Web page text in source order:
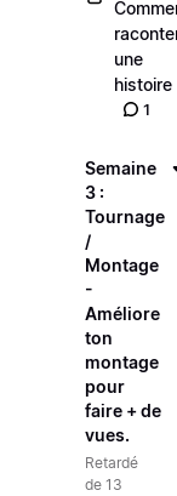
une
histoire
1
Semaine
3 :
Tournage
/
Montage
-
Améliore
ton
montage
pour
faire + de
vues.
Retardé
de 13